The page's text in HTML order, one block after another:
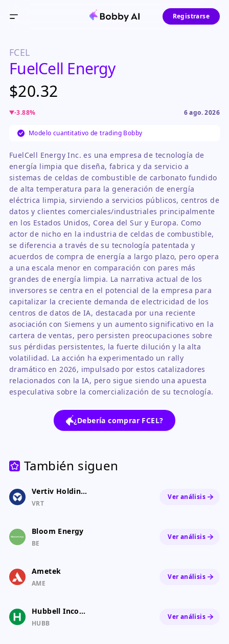
Registrarse
FCEL
FuelCell Energy
$20.32
-3.88% 6 ago. 2026
Modelo cuantitativo de trading Bobby
FuelCell Energy Inc. es una empresa de tecnología de
energía limpia que diseña, fabrica y da servicio a
sistemas de celdas de combustible de carbonato fundido
de alta temperatura para la generación de energía
eléctrica limpia, sirviendo a servicios públicos, centros de
datos y clientes comerciales/industriales principalmente
en los Estados Unidos, Corea del Sur y Europa. Como
actor de nicho en la industria de celdas de combustible,
se diferencia a través de su tecnología patentada y
acuerdos de compra de energía a largo plazo, pero opera
a una escala menor en comparación con pares más
grandes de energía limpia. La narrativa actual de los
inversores se centra en el potencial de la empresa para
capitalizar la creciente demanda de electricidad de los
centros de datos de IA, destacada por una reciente
asociación con Siemens y un aumento significativo en la
cartera de ventas, pero persisten preocupaciones sobre
sus pérdidas persistentes, la fuerte dilución y la alta
volatilidad. La acción ha experimentado un rally
dramático en 2026, impulsado por estos catalizadores
relacionados con la IA, pero sigue siendo una apuesta
especulativa sobre la comercialización de su tecnología.
¿Debería comprar FCEL?
También siguen
Vertiv Holdings Co Class A Common Stock
VRT
Ver análisis
Bloom Energy
BE
Ver análisis
Ametek
AME
Ver análisis
Hubbell Incorporated
HUBB
Ver análisis